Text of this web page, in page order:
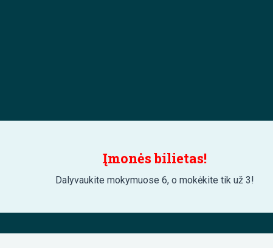
Įmonės bilietas!
Dalyvaukite mokymuose 6, o mokėkite tik už 3!